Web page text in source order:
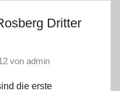
Dritter
von admin
die erste